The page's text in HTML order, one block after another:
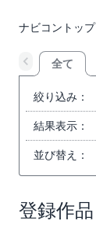
ナビコントップ
全て
絞り込み ：
結果表示 ：
並び替え ：
登録作品